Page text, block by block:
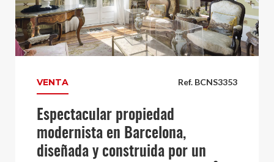
Ref. BCNS3353
VENTA
Espectacular propiedad
modernista en Barcelona,
diseñada y construida por un